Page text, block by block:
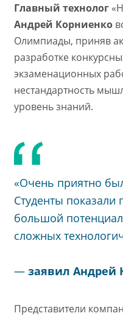
Главный технолог
Андрей Корниенко
Олимпиады, приняв
разработке
экзаменационных
нестандартность
уровень знаний.
«Очень приятно
Студенты показали
большой
сложных
— заявил Андрей
Представители